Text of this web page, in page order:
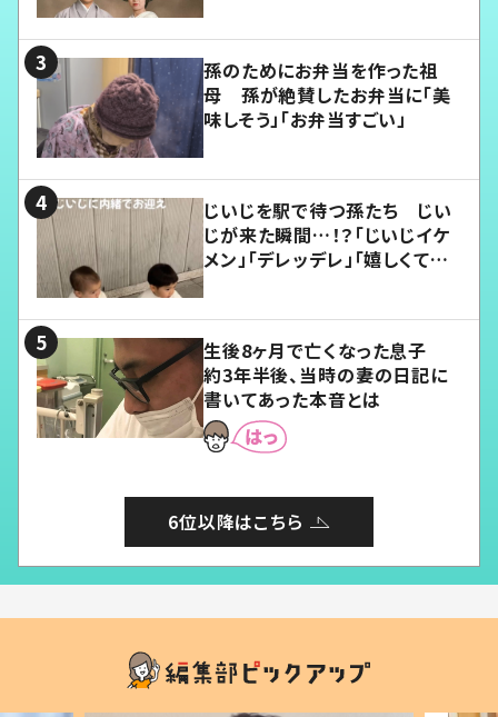
孫のためにお弁当を作った祖
母 孫が絶賛したお弁当に「美
味しそう」「お弁当すごい」
じいじを駅で待つ孫たち じい
じが来た瞬間…！？「じいじイケ
メン」「デレッデレ」「嬉しくて可
生後8ヶ月で亡くなった息子
約3年半後、当時の妻の日記に
書いてあった本音とは
6位以降はこちら